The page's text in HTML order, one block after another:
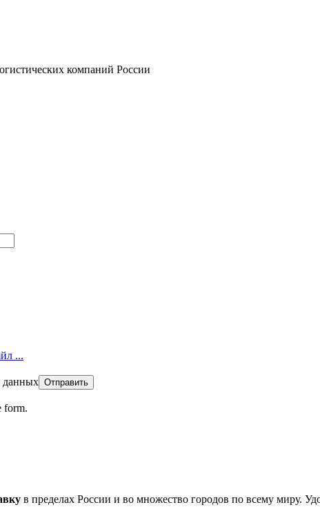
компаний России
...
данных
form.
в пределах России и во множество городов по всему миру.